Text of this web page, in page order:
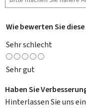
Wie bewerten Sie diese
Sehr schlecht
Sehr gut
Haben Sie
Hinterlassen Sie uns